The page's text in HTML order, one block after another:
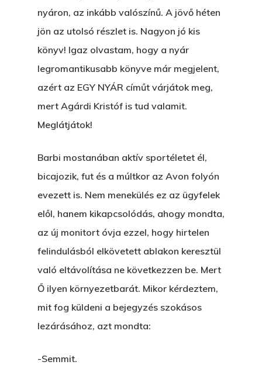
nyáron, az inkább valószínű. A jövő héten
jön az utolsó részlet is. Nagyon jó kis
könyv! Igaz olvastam, hogy a nyár
legromantikusabb könyve már megjelent,
azért az EGY NYÁR címűt várjátok meg,
mert Agárdi Kristóf is tud valamit.
Meglátjátok!
Barbi mostanában aktív sportéletet él,
bicajozik, fut és a múltkor az Avon folyón
evezett is. Nem menekülés ez az ügyfelek
elől, hanem kikapcsolódás, ahogy mondta,
az új monitort óvja ezzel, hogy hirtelen
felindulásból elkövetett ablakon keresztül
való eltávolítása ne következzen be. Mert
Ő ilyen környezetbarát. Mikor kérdeztem,
mit fog küldeni a bejegyzés szokásos
lezárásához, azt mondta:
-Semmit.